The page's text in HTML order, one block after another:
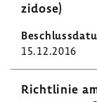
zi­dose)
15.12.2016
Richt­linie